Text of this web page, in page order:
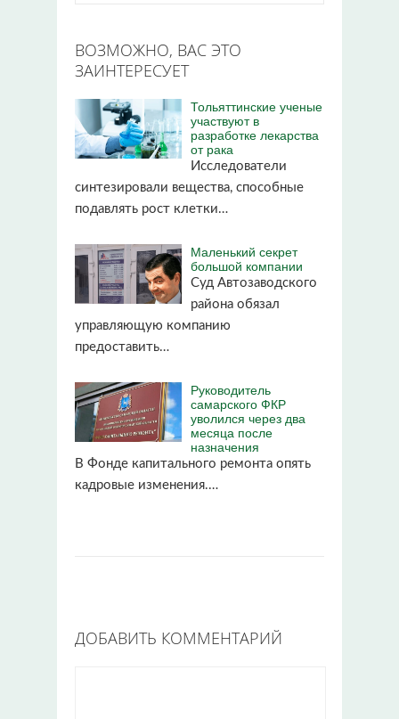
ВОЗМОЖНО, ВАС ЭТО
ЗАИНТЕРЕСУЕТ
Тольяттинские ученые
участвуют в
разработке лекарства
от рака
Исследователи
синтезировали вещества, способные
подавлять рост клетки…
Маленький секрет
большой компании
Суд Автозаводского
района обязал
управляющую компанию
предоставить…
Руководитель
самарского ФКР
уволился через два
месяца после
назначения
В Фонде капитального ремонта опять
кадровые изменения.…
ДОБАВИТЬ КОММЕНТАРИЙ